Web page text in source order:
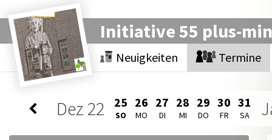
Initiative 55 plus-
Neuigkeiten Termine
Dez 22 25
SO
26
MO
27
DI
28
MI
29
DO
30
FR
31
SA